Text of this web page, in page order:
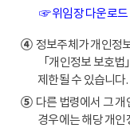
☞ 위임장 다운로드
④정보주체가 개인정
「개인정보 보호
제한될 수 있습니다.
⑤다른 법령에서 그 개
경우에는 해당 개인